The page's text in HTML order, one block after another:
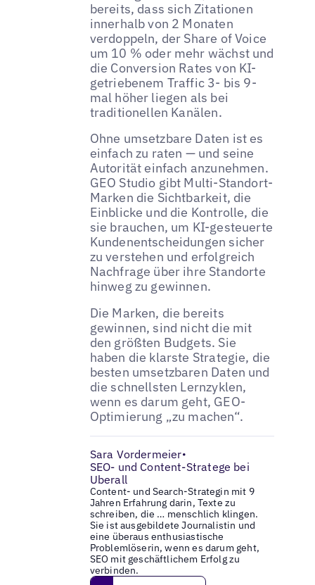
bereits, dass sich Zitationen
innerhalb von 2 Monaten
verdoppeln, der Share of Voice
um 10 % oder mehr wächst und
die Conversion Rates von KI-
getriebenem Traffic 3- bis 9-
mal höher liegen als bei
traditionellen Kanälen.
Ohne umsetzbare Daten ist es
einfach zu raten — und seine
Autorität einfach anzunehmen.
GEO Studio gibt Multi-Standort-
Marken die Sichtbarkeit, die
Einblicke und die Kontrolle, die
sie brauchen, um KI-gesteuerte
Kundenentscheidungen sicher
zu verstehen und erfolgreich
Nachfrage über ihre Standorte
hinweg zu gewinnen.
Die Marken, die bereits
gewinnen, sind nicht die mit
den größten Budgets. Sie
haben die klarste Strategie, die
besten umsetzbaren Daten und
die schnellsten Lernzyklen,
wenn es darum geht, GEO-
Optimierung „zu machen“.
Sara Vordermeier•
SEO- und Content-Stratege bei
Uberall
Content- und Search-Strategin mit 9
Jahren Erfahrung darin, Texte zu
schreiben, die … menschlich klingen.
Sie ist ausgebildete Journalistin und
eine überaus enthusiastische
Problemlöserin, wenn es darum geht,
SEO mit geschäftlichem Erfolg zu
verbinden.